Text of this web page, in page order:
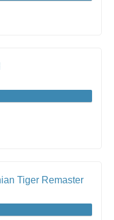
Tiger Remaster